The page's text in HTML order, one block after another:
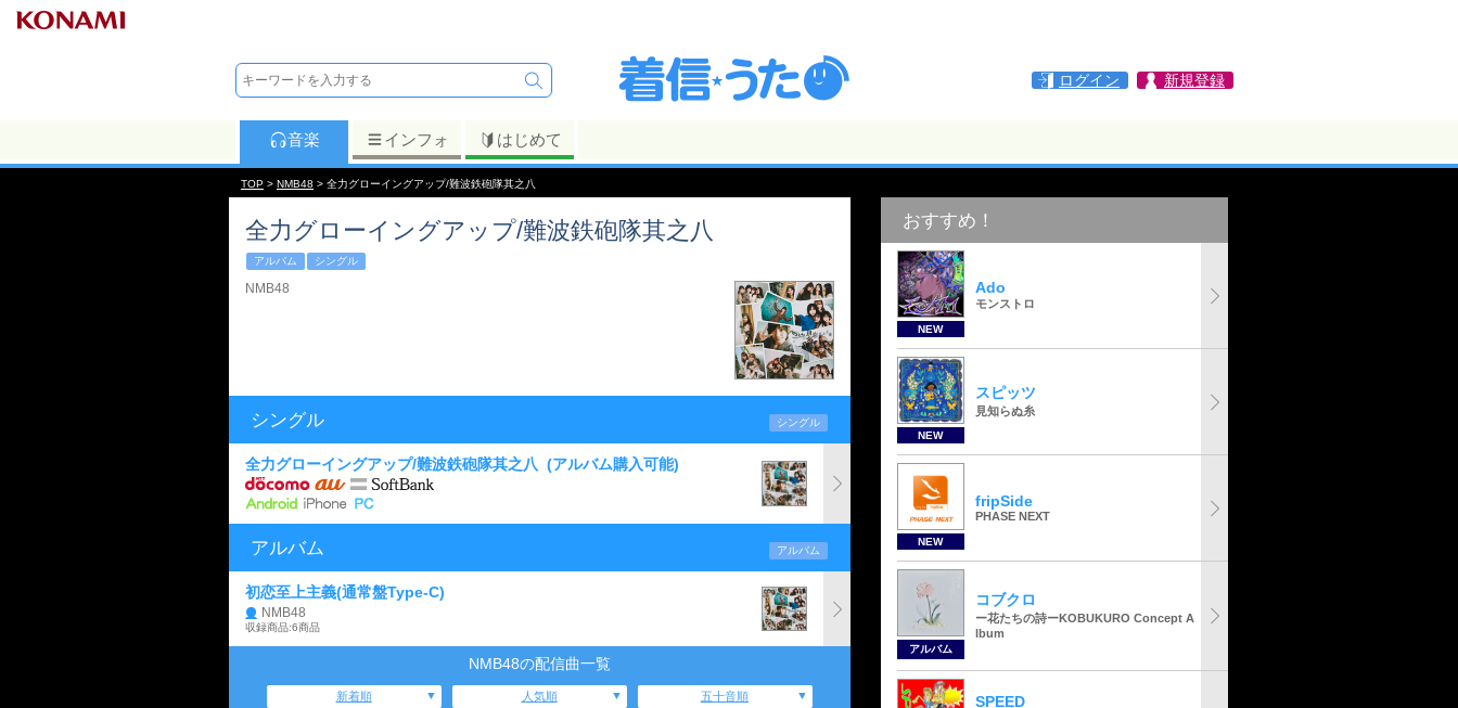
ログイン 新規登録
音楽 インフォ はじめて
TOP > NMB48 > 全力グローイングアップ/難波鉄砲隊其之八
全力グローイングアップ/難波鉄砲隊其之八
アルバム シングル
NMB48
シングル シングル
全力グローイングアップ/難波鉄砲隊其之八 (アルバム購入可能)
アルバム アルバム
初恋至上主義(通常盤Type-C)
NMB48
収録商品:6商品
NMB48の配信曲一覧
新着順 人気順 五十音順
おすすめ！
NEW
Ado
モンストロ
NEW
スピッツ
見知らぬ糸
NEW
fripSide
PHASE NEXT
アルバム
コブクロ
ー花たちの詩ーKOBUKURO Concept A
lbum
SPEED